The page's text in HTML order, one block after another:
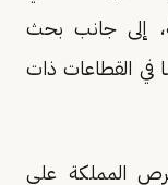
إلى جانب بحث
في القطاعات ذات
المملكة على